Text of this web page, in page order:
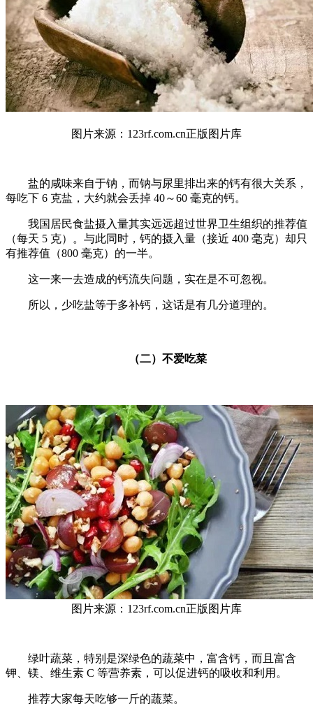
图片来源：123rf.com.cn正版图片库
盐的咸味来自于钠，而钠与尿里排出来的钙有很大关系，
每吃下 6 克盐，大约就会丢掉 40～60 毫克的钙。
我国居民食盐摄入量其实远远超过世界卫生组织的推荐值
（每天 5 克）。与此同时，钙的摄入量（接近 400 毫克）却只
有推荐值（800 毫克）的一半。
这一来一去造成的钙流失问题，实在是不可忽视。
所以，少吃盐等于多补钙，这话是有几分道理的。
（二）不爱吃菜
图片来源：123rf.com.cn正版图片库
绿叶蔬菜，特别是深绿色的蔬菜中，富含钙，而且富含
钾、镁、维生素 C 等营养素，可以促进钙的吸收和利用。
推荐大家每天吃够一斤的蔬菜。